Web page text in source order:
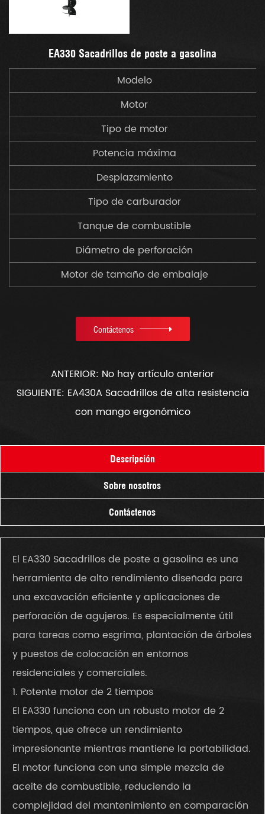
EA330 Sacadrillos de poste a gasolina
Modelo
Motor
Tipo de motor
Potencia máxima
Desplazamiento
Tipo de carburador
Tanque de combustible
Diámetro de perforación
Motor de tamaño de embalaje
Contáctenos
ANTERIOR: No hay artículo anterior
SIGUIENTE: EA430A Sacadrillos de alta resistencia
con mango ergonómico
Descripción
Sobre nosotros
Contáctenos
El EA330 Sacadrillos de poste a gasolina es una
herramienta de alto rendimiento diseñada para
una excavación eficiente y aplicaciones de
perforación de agujeros. Es especialmente útil
para tareas como esgrima, plantación de árboles
y puestos de colocación en entornos
residenciales y comerciales.
1. Potente motor de 2 tiempos
El EA330 funciona con un robusto motor de 2
tiempos, que ofrece un rendimiento
impresionante mientras mantiene la portabilidad.
El motor funciona con una simple mezcla de
aceite de combustible, reduciendo la
complejidad del mantenimiento en comparación